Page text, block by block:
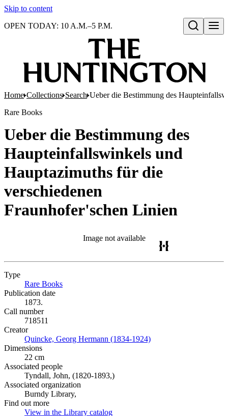
Skip to content
Open search
OPEN TODAY: 10 A.M.–5 P.M.
Home Collections Search Ueber die Bestimmung des
Rare Books
Ueber die Bestimmung des
Haupteinfallswinkels und
Hauptazimuths für die
verschiedenen
Fraunhofer'schen Linien
Image not available
Type
Rare Books
Publication date
1873.
Call number
718511
Creator
Quincke, Georg Hermann (1834-1924)
Dimensions
22 cm
Associated people
Tyndall, John, (1820-1893,)
Associated organization
Burndy Library,
Find out more
View in the Library catalog